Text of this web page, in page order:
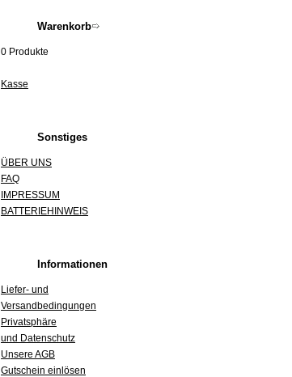
Warenkorb
0 Produkte
Kasse
Sonstiges
ÜBER UNS
FAQ
IMPRESSUM
BATTERIEHINWEIS
Informationen
Liefer- und
Versandbedingungen
Privatsphäre
und Datenschutz
Unsere AGB
Gutschein einlösen